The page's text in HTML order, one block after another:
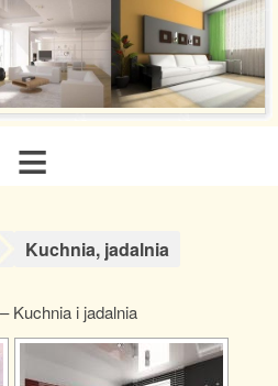
usług
≡
Kuchnia, jadalnia
Kuchnia i jadalnia